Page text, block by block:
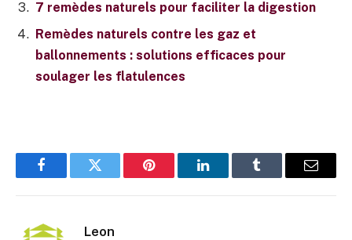
7 remèdes naturels pour faciliter la digestion
Remèdes naturels contre les gaz et
ballonnements : solutions efficaces pour
soulager les flatulences
FacebookTwitter Pinterest LinkedInTumblr
E-
Leon